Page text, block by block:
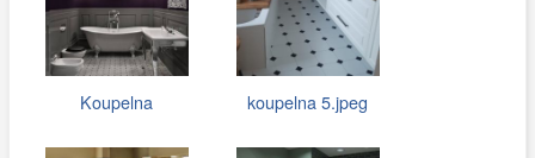
Koupelna koupelna 5.jpeg